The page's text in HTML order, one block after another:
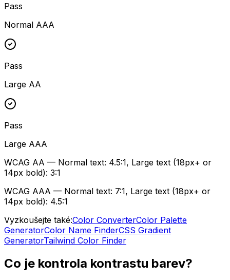
Pass
Normal AAA
Pass
Large AA
Pass
Large AAA
WCAG AA — Normal text: 4.5:1, Large text (18px+ or
14px bold): 3:1
WCAG AAA — Normal text: 7:1, Large text (18px+ or
14px bold): 4.5:1
Vyzkoušejte také:Color ConverterColor Palette
GeneratorColor Name FinderCSS Gradient
GeneratorTailwind Color Finder
Co je kontrola kontrastu barev?